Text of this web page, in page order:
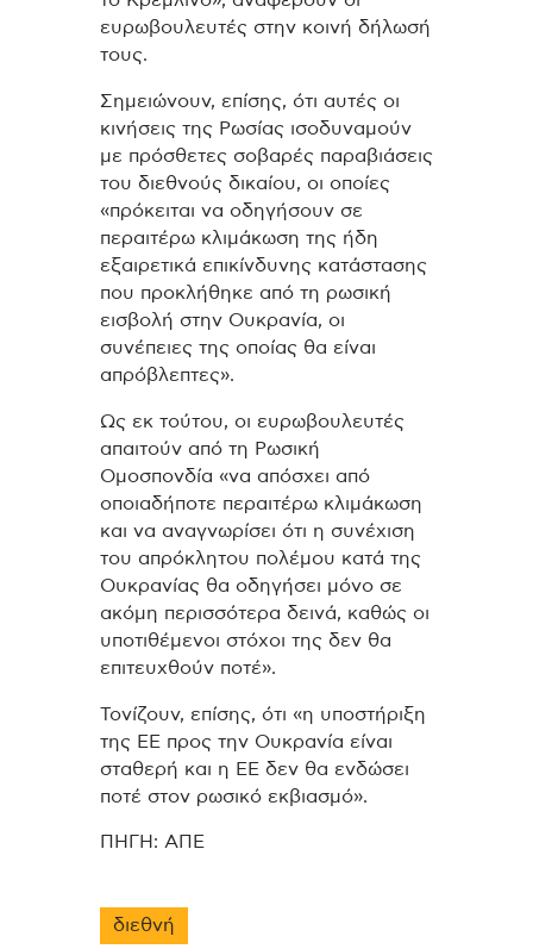
ευρωβουλευτές στην κοινή δήλωσή
τους.
Σημειώνουν, επίσης, ότι αυτές οι
κινήσεις της Ρωσίας ισοδυναμούν
με πρόσθετες σοβαρές παραβιάσεις
του διεθνούς δικαίου, οι οποίες
«πρόκειται να οδηγήσουν σε
περαιτέρω κλιμάκωση της ήδη
εξαιρετικά επικίνδυνης κατάστασης
που προκλήθηκε από τη ρωσική
εισβολή στην Ουκρανία, οι
συνέπειες της οποίας θα είναι
απρόβλεπτες».
Ως εκ τούτου, οι ευρωβουλευτές
απαιτούν από τη Ρωσική
Ομοσπονδία «να απόσχει από
οποιαδήποτε περαιτέρω κλιμάκωση
και να αναγνωρίσει ότι η συνέχιση
του απρόκλητου πολέμου κατά της
Ουκρανίας θα οδηγήσει μόνο σε
ακόμη περισσότερα δεινά, καθώς οι
υποτιθέμενοι στόχοι της δεν θα
επιτευχθούν ποτέ».
Τονίζουν, επίσης, ότι «η υποστήριξη
της ΕΕ προς την Ουκρανία είναι
σταθερή και η ΕΕ δεν θα ενδώσει
ποτέ στον ρωσικό εκβιασμό».
ΠΗΓΗ: ΑΠΕ
διεθνή